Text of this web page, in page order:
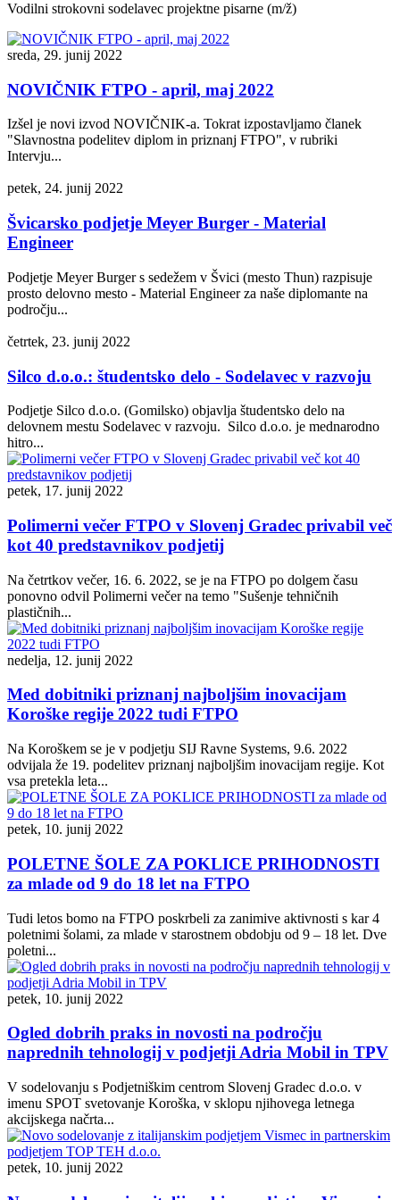
Vodilni strokovni sodelavec projektne pisarne (m/ž)
sreda, 29. junij 2022
NOVIČNIK FTPO - april, maj 2022
Izšel je novi izvod NOVIČNIK-a. Tokrat izpostavljamo članek
"Slavnostna podelitev diplom in priznanj FTPO", v rubriki
Intervju...
petek, 24. junij 2022
Švicarsko podjetje Meyer Burger - Material
Engineer
Podjetje Meyer Burger s sedežem v Švici (mesto Thun) razpisuje
prosto delovno mesto - Material Engineer za naše diplomante na
področju...
četrtek, 23. junij 2022
Silco d.o.o.: študentsko delo - Sodelavec v razvoju
Podjetje Silco d.o.o. (Gomilsko) objavlja študentsko delo na
delovnem mestu Sodelavec v razvoju. Silco d.o.o. je mednarodno
hitro...
petek, 17. junij 2022
Polimerni večer FTPO v Slovenj Gradec privabil več
kot 40 predstavnikov podjetij
Na četrtkov večer, 16. 6. 2022, se je na FTPO po dolgem času
ponovno odvil Polimerni večer na temo "Sušenje tehničnih
plastičnih...
nedelja, 12. junij 2022
Med dobitniki priznanj najboljšim inovacijam
Koroške regije 2022 tudi FTPO
Na Koroškem se je v podjetju SIJ Ravne Systems, 9.6. 2022
odvijala že 19. podelitev priznanj najboljšim inovacijam regije. Kot
vsa pretekla leta...
petek, 10. junij 2022
POLETNE ŠOLE ZA POKLICE PRIHODNOSTI
za mlade od 9 do 18 let na FTPO
Tudi letos bomo na FTPO poskrbeli za zanimive aktivnosti s kar 4
poletnimi šolami, za mlade v starostnem obdobju od 9 – 18 let. Dve
poletni...
petek, 10. junij 2022
Ogled dobrih praks in novosti na področju
naprednih tehnologij v podjetji Adria Mobil in TPV
V sodelovanju s Podjetniškim centrom Slovenj Gradec d.o.o. v
imenu SPOT svetovanje Koroška, v sklopu njihovega letnega
akcijskega načrta...
petek, 10. junij 2022